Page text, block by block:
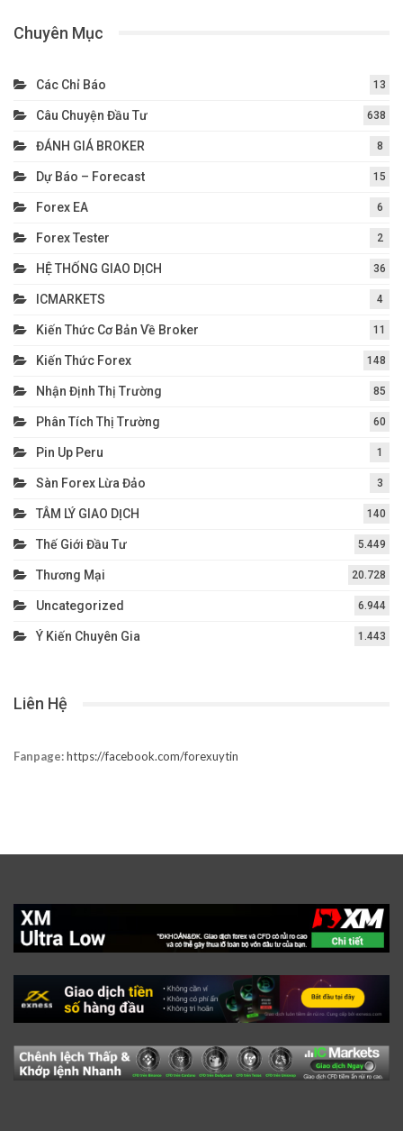
Chuyên Mục
Các Chỉ Báo 13
Câu Chuyện Đầu Tư 638
ĐÁNH GIÁ BROKER 8
Dự Báo – Forecast 15
Forex EA 6
Forex Tester 2
HỆ THỐNG GIAO DỊCH 36
ICMARKETS 4
Kiến Thức Cơ Bản Về Broker 11
Kiến Thức Forex 148
Nhận Định Thị Trường 85
Phân Tích Thị Trường 60
Pin Up Peru 1
Sàn Forex Lừa Đảo 3
TÂM LÝ GIAO DỊCH 140
Thế Giới Đầu Tư 5.449
Thương Mại 20.728
Uncategorized 6.944
Ý Kiến Chuyên Gia 1.443
Liên Hệ
Fanpage:https://facebook.com/forexuytin